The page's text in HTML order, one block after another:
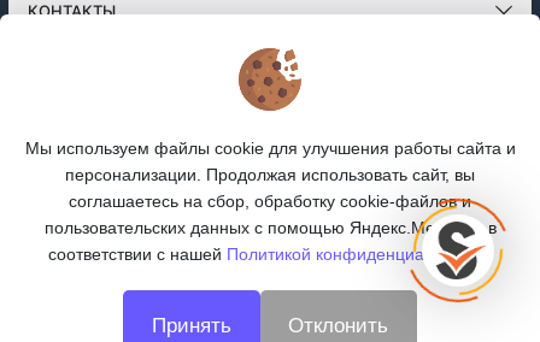
КОНТАКТЫ
ПОДПИСКА
Мы используем файлы cookie для улучшения работы сайта и
персонализации. Продолжая использовать сайт, вы
соглашаетесь на сбор, обработку cookie-файлов и
пользовательских данных с помощью Яндекс.Метрика, в
соответствии с нашей Политикой конфиденциальности.
Принять Отклонить